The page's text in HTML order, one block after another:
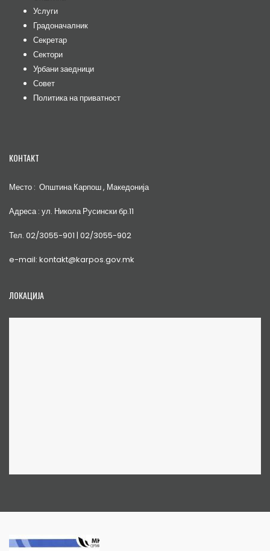
Услуги
Градоначалник
Секретар
Сектори
Урбани заедници
Совет
Политика на приватност
КОНТАКТ
Место : Општина Карпош , Македонија
Адреса : ул. Никола Русински бр.11
Тел. 02/3055-901 | 02/3055-902
e-mail: kontakt@karpos.gov.mk
ЛОКАЦИЈА